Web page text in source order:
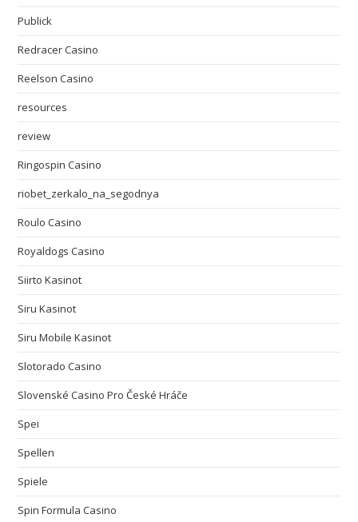
Publick
Redracer Casino
Reelson Casino
resources
review
Ringospin Casino
riobet_zerkalo_na_segodnya
Roulo Casino
Royaldogs Casino
Siirto Kasinot
Siru Kasinot
Siru Mobile Kasinot
Slotorado Casino
Slovenské Casino Pro České Hráče
Spei
Spellen
Spiele
Spin Formula Casino